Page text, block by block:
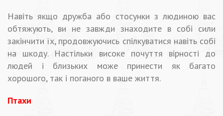
Навіть якщо дружба або стосунки з людиною вас
обтяжують, ви не завжди знаходите в собі сили
закінчити їх, продовжуючись спілкуватися навіть собі
на шкоду. Настільки високе почуття вірності до
людей і близьких може принести як багато
хорошого, так і поганого в ваше життя.
Птахи